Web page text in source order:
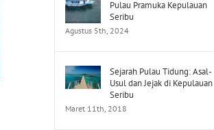
Pulau Pramuka Kepulauan
Seribu
Agustus 5th, 2024
Sejarah Pulau Tidung: Asal-
Usul dan Jejak di Kepulauan
Seribu
Maret 11th, 2018